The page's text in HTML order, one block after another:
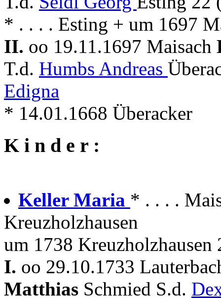
* . . . . Esting + um 1697
II. oo 19.11.1697 Maisach
T.d. Humbs Andreas
Edigna
* 14.01.1668 Überacker
K i n d e r :
Keller Maria * . . . .
Kreuzholzhausen
um 1738
I. oo 29.10.1733
Matthias Schmied S.d.